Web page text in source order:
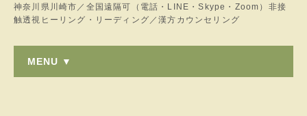
神奈川県川崎市／全国遠隔可（電話・LINE・Skype・Zoom）非接
触透視ヒーリング・リーディング／漢方カウンセリング
MENU ▼